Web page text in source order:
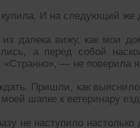
купила. И на следующий
далека вижу, как мои
а перед собой
«Странно», — не поверила
Пришли, как
шапке к ветеринару
не наступило